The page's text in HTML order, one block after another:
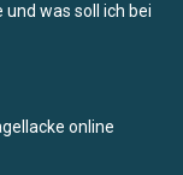
was soll ich bei
online